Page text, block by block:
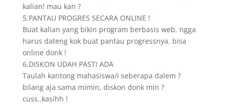
kalian! mau kan ?
5.PANTAU PROGRES SECARA ONLINE !
Buat kalian yang bikin program berbasis web, ngga
harus dateng kok buat pantau progressnya. bisa
online donk !
6.DISKON UDAH PASTI ADA
Taulah kantong mahasiswa/i seberapa dalem ?
bilang aja sama mimin, diskon donk min ?
cuss..kasihh !